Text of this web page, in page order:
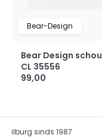
Bear-Design
Bear Design
CL 35556
99,00
Tilburg sinds 1987